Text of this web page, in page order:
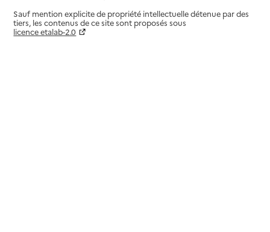
Sauf mention explicite de propriété intellectuelle détenue par des
tiers, les contenus de ce site sont proposés sous
licence etalab-2.0